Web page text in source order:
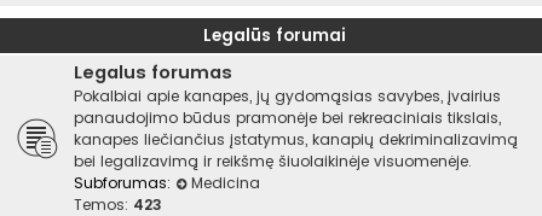
Legalūs forumai
Legalus forumas
Pokalbiai apie kanapes, jų gydomąsias savybes, įvairius
panaudojimo būdus pramonėje bei rekreaciniais tikslais,
kanapes liečiančius įstatymus, kanapių dekriminalizavimą
bei legalizavimą ir reikšmę šiuolaikinėje visuomenėje.
Subforumas:
Medicina
Temos: 423